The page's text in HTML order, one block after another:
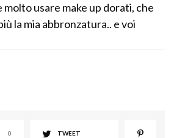
molto usare make up dorati, che
la mia abbronzatura.. e voi
0 TWEET